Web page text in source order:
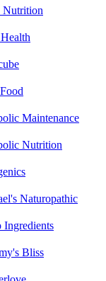
Maintenance
Nutrition
Naturopathic
Ingredients
Bliss